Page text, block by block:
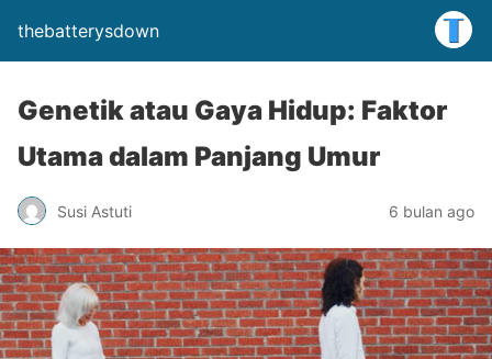
thebatterysdown
Genetik atau Gaya Hidup: Faktor
Utama dalam Panjang Umur
Susi Astuti 6 bulan ago